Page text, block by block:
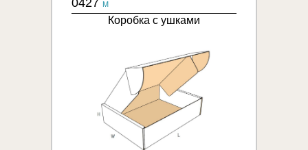
0427 M
Коробка с ушками